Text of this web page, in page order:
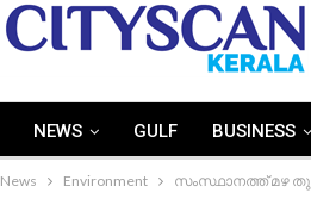
NEWS GULF BUSINESS
News Environment സംസ്ഥാനത്ത് മഴ